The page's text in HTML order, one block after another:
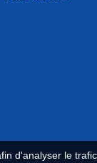
d'analyser le